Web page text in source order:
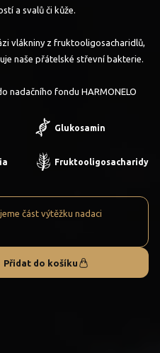
a svalů či kůže.
vlákniny z fruktooligosacharidlů,
naše přátelské střevní bakterie.
fondu HARMONELO
Glukosamin
Fruktooligosacharidy
část výtěžku nadaci
Přidat do košíku